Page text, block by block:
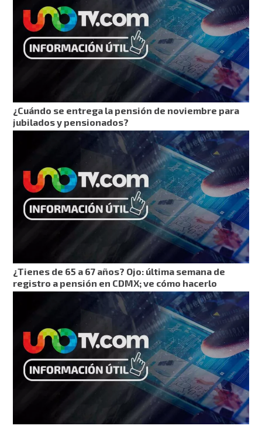
¿Cuándo se entrega la pensión de noviembre para
jubilados y pensionados?
¿Tienes de 65 a 67 años? Ojo: última semana de
registro a pensión en CDMX; ve cómo hacerlo